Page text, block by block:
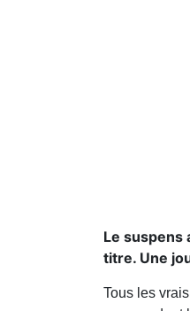
Le suspens
titre. Une
Tous les